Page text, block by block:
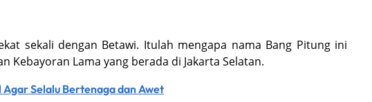
sekali dengan Betawi. Itulah mengapa nama Bang Pitung ini
Kebayoran Lama yang berada di Jakarta Selatan.
Selalu Bertenaga dan Awet